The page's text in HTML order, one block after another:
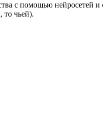
с помощью нейросетей
то чьей).